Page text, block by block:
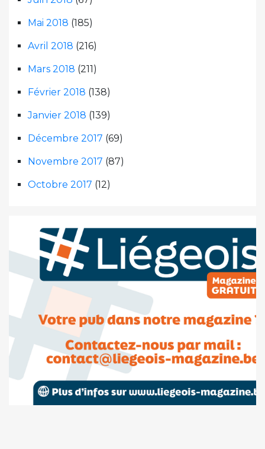
Mai 2018 (185)
Avril 2018 (216)
Mars 2018 (211)
Février 2018 (138)
Janvier 2018 (139)
Décembre 2017 (69)
Novembre 2017 (87)
Octobre 2017 (12)